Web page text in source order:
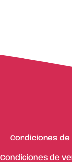
Condiciones
Condiciones de